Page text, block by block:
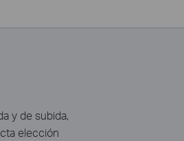
y de subida,
elección